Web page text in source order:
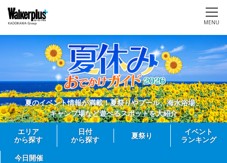
MENU
夏のイベント情報が満載！夏祭りやプール、海水浴場、
キャンプ場など遊べるスポットを大紹介
エリア
から探す
日付
から探す
夏祭り
イベント
ランキング
今日開催